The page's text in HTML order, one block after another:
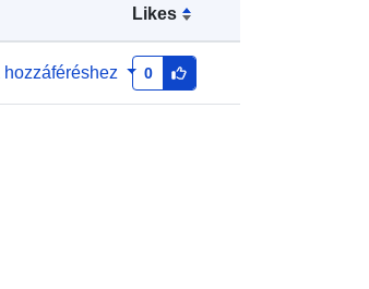
Likes
hozzáféréshez 0
[ [ 9.5454253,